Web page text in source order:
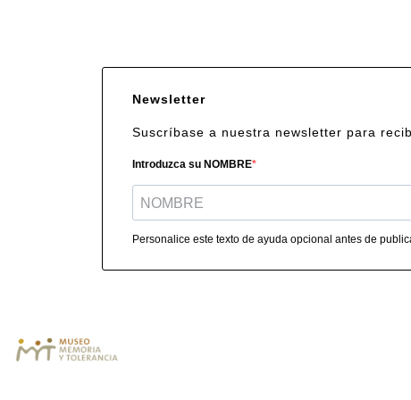
Newsletter
Suscríbase a nuestra newsletter para
Introduzca su NOMBRE
Personalice este texto de ayuda opcional antes de